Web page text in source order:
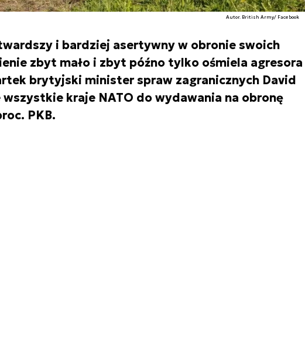
Autor. British Army/ Facebook
i bardziej asertywny w obronie swoich
zbyt mało i zbyt późno tylko ośmiela agresora
brytyjski minister spraw zagranicznych David
wszystkie kraje NATO do wydawania na obronę
PKB.